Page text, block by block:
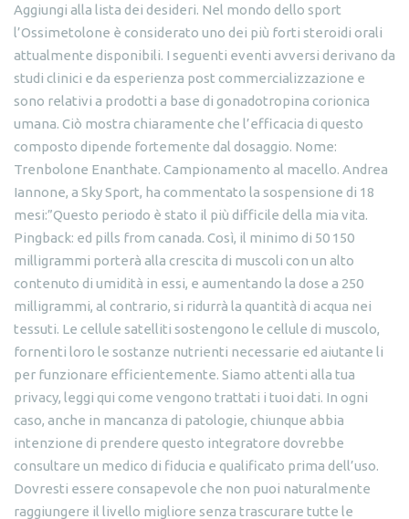
Aggiungi alla lista dei desideri. Nel mondo dello sport
l’Ossimetolone è considerato uno dei più forti steroidi orali
attualmente disponibili. I seguenti eventi avversi derivano da
studi clinici e da esperienza post commercializzazione e
sono relativi a prodotti a base di gonadotropina corionica
umana. Ciò mostra chiaramente che l’efficacia di questo
composto dipende fortemente dal dosaggio. Nome:
Trenbolone Enanthate. Campionamento al macello. Andrea
Iannone, a Sky Sport, ha commentato la sospensione di 18
mesi:”Questo periodo è stato il più difficile della mia vita.
Pingback: ed pills from canada. Così, il minimo di 50 150
milligrammi porterà alla crescita di muscoli con un alto
contenuto di umidità in essi, e aumentando la dose a 250
milligrammi, al contrario, si ridurrà la quantità di acqua nei
tessuti. Le cellule satelliti sostengono le cellule di muscolo,
fornenti loro le sostanze nutrienti necessarie ed aiutante li
per funzionare efficientemente. Siamo attenti alla tua
privacy, leggi qui come vengono trattati i tuoi dati. In ogni
caso, anche in mancanza di patologie, chiunque abbia
intenzione di prendere questo integratore dovrebbe
consultare un medico di fiducia e qualificato prima dell’uso.
Dovresti essere consapevole che non puoi naturalmente
raggiungere il livello migliore senza trascurare tutte le